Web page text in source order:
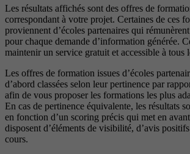
Les résultats affichés sont des offres de
correspondant à votre projet. Certaines de ces
proviennent d’écoles partenaires qui
pour chaque demande d’information générée.
maintenir un service gratuit et accessible à tous
Les offres de formation issues d’écoles
d’abord classées selon leur pertinence par
afin de vous proposer les formations les plus
En cas de pertinence équivalente, les résultats
en fonction d’un scoring précis qui met en
disposent d’éléments de visibilité, d’avis
cours.